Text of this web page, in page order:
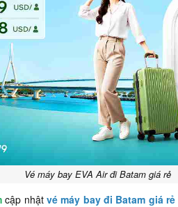
Vé máy bay EVA Air đi Batam giá rẻ
cập nhật vé máy bay đi Batam giá rẻ